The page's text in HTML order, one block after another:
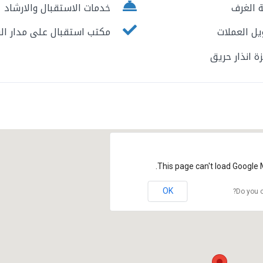
الغرف
خدمات الاستقبال والارشاد
العملات
مكتب استقبال على مدار
انذار حريق
This page can't load Google
Do you
OK